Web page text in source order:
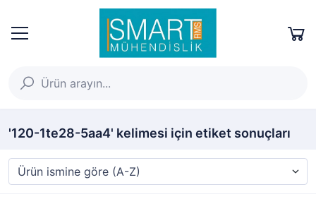
'120-1te28-5aa4' kelimesi için etiket sonuçları